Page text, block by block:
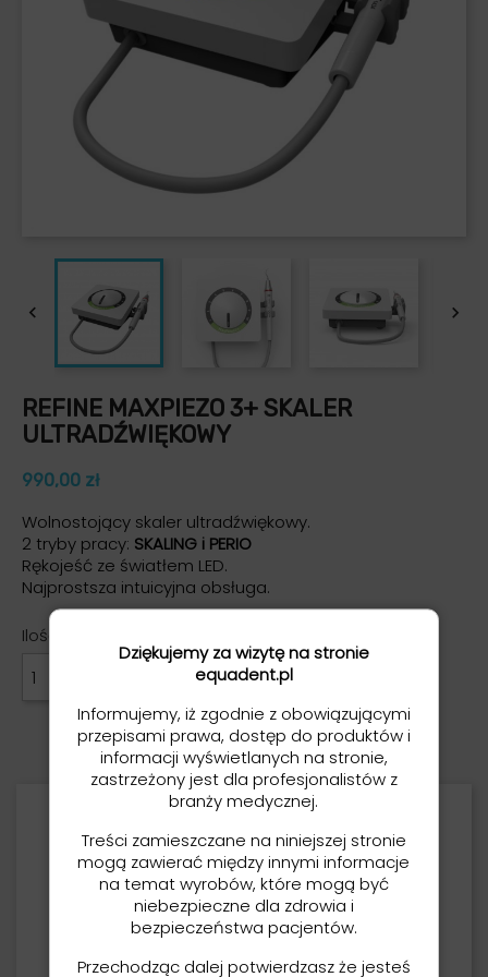
 
REFINE MAXPIEZO 3+ SKALER
ULTRADŹWIĘKOWY
990,00 zł
Wolnostojący skaler ultradźwiękowy.
2 tryby pracy: SKALING i PERIO
Rękojeść ze światłem LED.
Najprostsza intuicyjna obsługa.
Ilość
DODAJ DO KOSZYKA
Skaler wolnostojący REFINE MaxPiezo
3+ to skaler do podstawowych
zabiegów stomatologicznych.
Bezproblemowa regulacja mocy
pomocą ruchu jednego palca.
Dziękujemy za wizytę na stronie
equadent.pl
Informujemy, iż zgodnie z obowiązującymi
przepisami prawa, dostęp do produktów i
informacji wyświetlanych na stronie,
zastrzeżony jest dla profesjonalistów z
branży medycznej.
Treści zamieszczane na niniejszej stronie
mogą zawierać między innymi informacje
na temat wyrobów, które mogą być
niebezpieczne dla zdrowia i
bezpieczeństwa pacjentów.
Przechodząc dalej potwierdzasz że jesteś